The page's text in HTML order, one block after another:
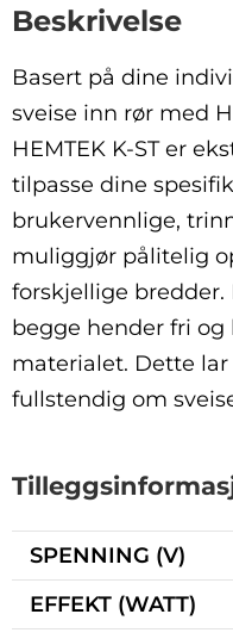
Beskrivelse
Basert på dine
sveise inn rør med
HEMTEK K-ST er
tilpasse dine
brukervennlige,
muliggjør pålitelig
forskjellige
begge hender fri
materialet. Dette
fullstendig om
SPENNING (V)
EFFEKT (WATT)